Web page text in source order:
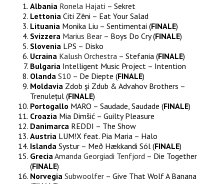
Albania Ronela Hajati – Sekret
Lettonia Citi Zēni – Eat Your Salad
Lituania Monika Liu – Sentimentai (FINALE)
Svizzera Marius Bear – Boys Do Cry (FINALE)
Slovenia LPS – Disko
Ucraina Kalush Orchestra – Stefania (FINALE)
Bulgaria Intelligent Music Project – Intention
Olanda S10 – De Diepte (FINALE)
Moldavia Zdob şi Zdub & Advahov Brothers –
Trenulețul (FINALE)
Portogallo MARO – Saudade, Saudade (FINALE)
Croazia Mia Dimšić – Guilty Pleasure
Danimarca REDDI – The Show
Austria LUM!X feat. Pia Maria – Halo
Islanda Systur – Með Hækkandi Sól (FINALE)
Grecia Amanda Georgiadi Tenfjord – Die Together
(FINALE)
Norvegia Subwoolfer – Give That Wolf A Banana